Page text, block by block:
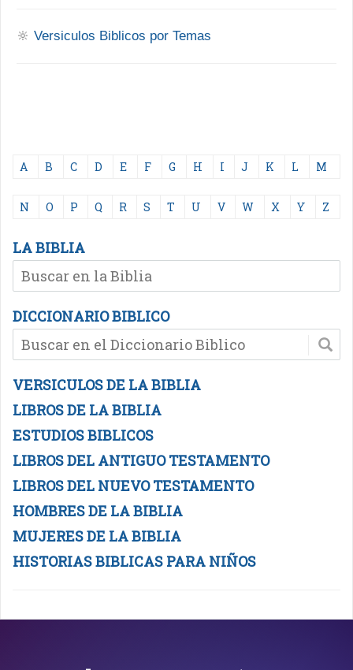
🔆 Versiculos Biblicos por Temas
A B C D E F G H I J K L M
N O P Q R S T U V W X Y Z
LA BIBLIA
DICCIONARIO BIBLICO
VERSICULOS DE LA BIBLIA
LIBROS DE LA BIBLIA
ESTUDIOS BIBLICOS
LIBROS DEL ANTIGUO TESTAMENTO
LIBROS DEL NUEVO TESTAMENTO
HOMBRES DE LA BIBLIA
MUJERES DE LA BIBLIA
HISTORIAS BIBLICAS PARA NIÑOS